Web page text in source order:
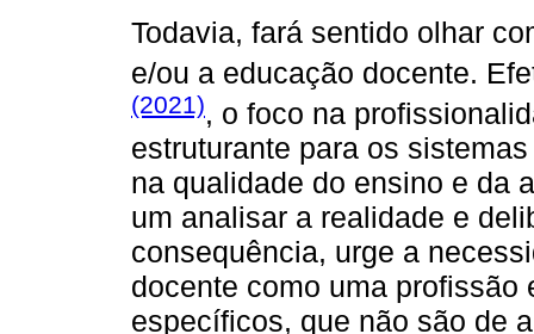
Todavia, fará sentido olhar
e/ou a educação docente.
(2021), o foco na
estruturante para os
na qualidade do ensino e da
um analisar a realidade e
consequência, urge a
docente como uma
específicos, que não são de